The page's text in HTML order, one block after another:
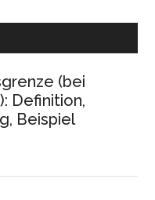
(bei
Definition,
Beispiel